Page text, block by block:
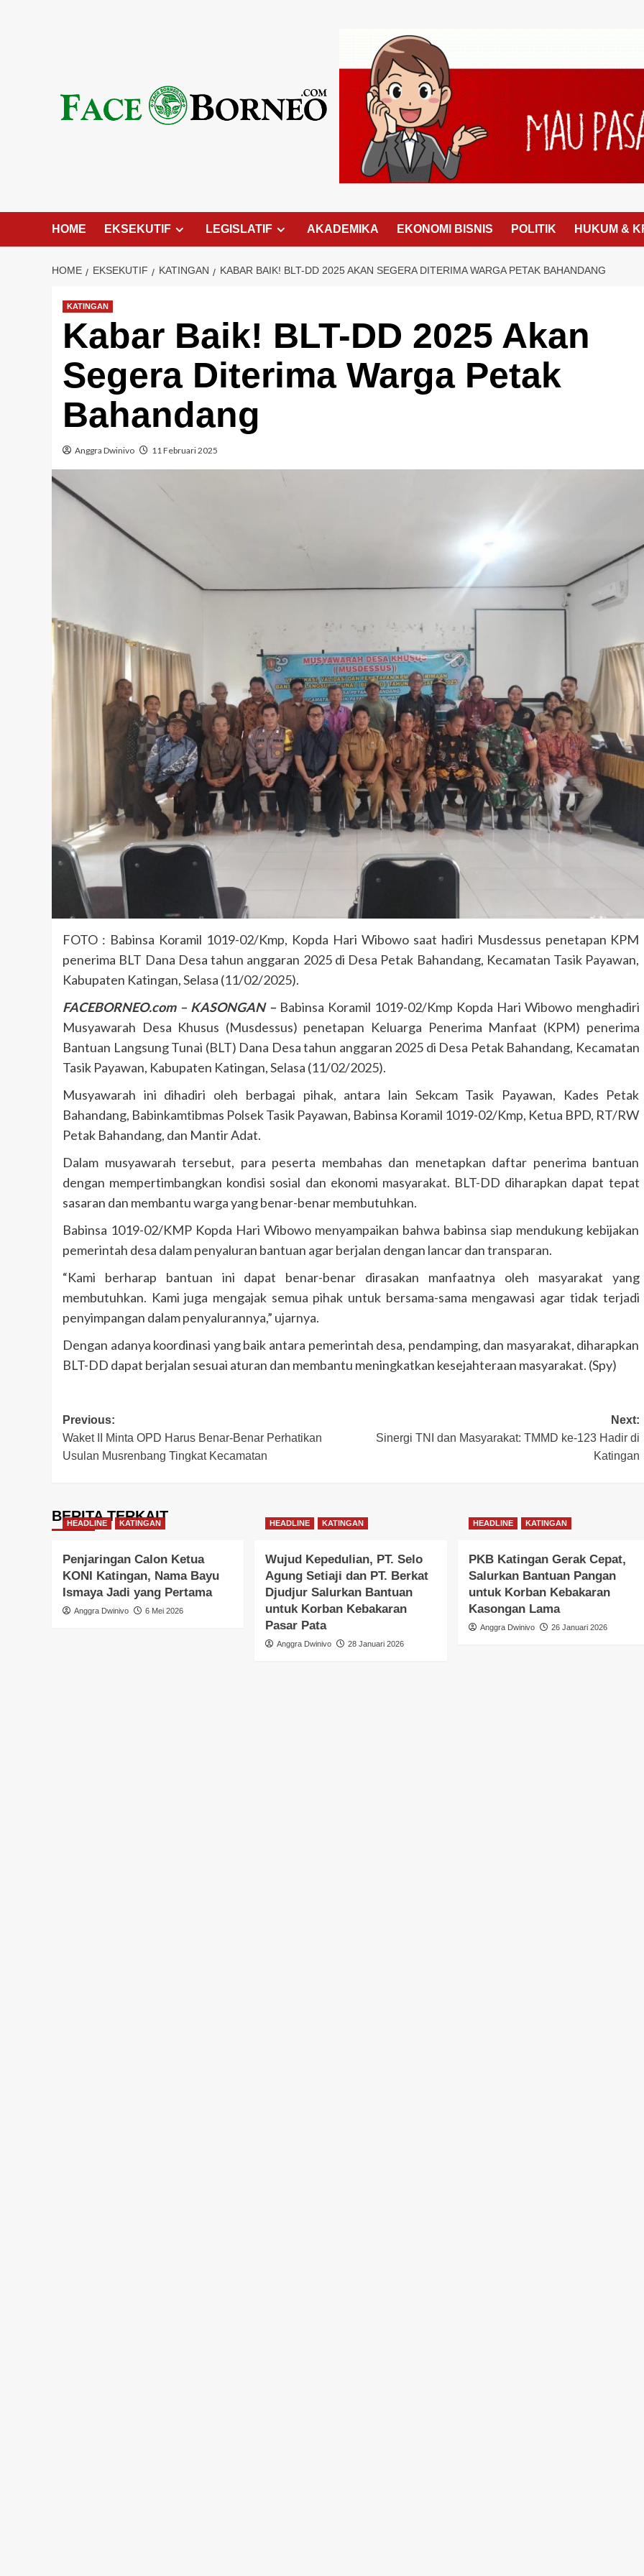
HOME EKSEKUTIF LEGISLATIF AKADEMIKA EKONOMI BISNIS POLITIK HUKUM &
HOME EKSEKUTIF KATINGAN KABAR BAIK! BLT-DD 2025 AKAN SEGERA DITERIMA WARGA PETAK BAHANDANG
KATINGAN
Kabar Baik! BLT-DD 2025 Akan
Segera Diterima Warga Petak
Bahandang
Anggra Dwinivo 11 Februari 2025
FOTO : Babinsa Koramil 1019-02/Kmp, Kopda Hari Wibowo saat hadiri Musdessus penetapan KPM
penerima BLT Dana Desa tahun anggaran 2025 di Desa Petak Bahandang, Kecamatan Tasik Payawan,
Kabupaten Katingan, Selasa (11/02/2025).
FACEBORNEO.com – KASONGAN –Babinsa Koramil 1019-02/Kmp Kopda Hari Wibowo menghadiri
Musyawarah Desa Khusus (Musdessus) penetapan Keluarga Penerima Manfaat (KPM) penerima
Bantuan Langsung Tunai (BLT) Dana Desa tahun anggaran 2025 di Desa Petak Bahandang, Kecamatan
Tasik Payawan, Kabupaten Katingan, Selasa (11/02/2025).
Musyawarah ini dihadiri oleh berbagai pihak, antara lain Sekcam Tasik Payawan, Kades Petak
Bahandang, Babinkamtibmas Polsek Tasik Payawan, Babinsa Koramil 1019-02/Kmp, Ketua BPD, RT/RW
Petak Bahandang, dan Mantir Adat.
Dalam musyawarah tersebut, para peserta membahas dan menetapkan daftar penerima bantuan
dengan mempertimbangkan kondisi sosial dan ekonomi masyarakat. BLT-DD diharapkan dapat tepat
sasaran dan membantu warga yang benar-benar membutuhkan.
Babinsa 1019-02/KMP Kopda Hari Wibowo menyampaikan bahwa babinsa siap mendukung kebijakan
pemerintah desa dalam penyaluran bantuan agar berjalan dengan lancar dan transparan.
“Kami berharap bantuan ini dapat benar-benar dirasakan manfaatnya oleh masyarakat yang
membutuhkan. Kami juga mengajak semua pihak untuk bersama-sama mengawasi agar tidak terjadi
penyimpangan dalam penyalurannya,” ujarnya.
Dengan adanya koordinasi yang baik antara pemerintah desa, pendamping, dan masyarakat, diharapkan
BLT-DD dapat berjalan sesuai aturan dan membantu meningkatkan kesejahteraan masyarakat. (Spy)
Post
navigation
Previous:
Waket II Minta OPD Harus Benar-Benar Perhatikan
Usulan Musrenbang Tingkat Kecamatan
Next:
Sinergi TNI dan Masyarakat: TMMD ke-123 Hadir di
Katingan
BERITA TERKAIT
HEADLINE KATINGAN
Penjaringan Calon Ketua
KONI Katingan, Nama Bayu
Ismaya Jadi yang Pertama
Anggra Dwinivo 6 Mei 2026
HEADLINE KATINGAN
Wujud Kepedulian, PT. Selo
Agung Setiaji dan PT. Berkat
Djudjur Salurkan Bantuan
untuk Korban Kebakaran
Pasar Pata
Anggra Dwinivo 28 Januari 2026
HEADLINE KATINGAN
PKB Katingan Gerak Cepat,
Salurkan Bantuan Pangan
untuk Korban Kebakaran
Kasongan Lama
Anggra Dwinivo 26 Januari 2026
KALIMANTAN TENGAH
Congki01 14 Mei 2026